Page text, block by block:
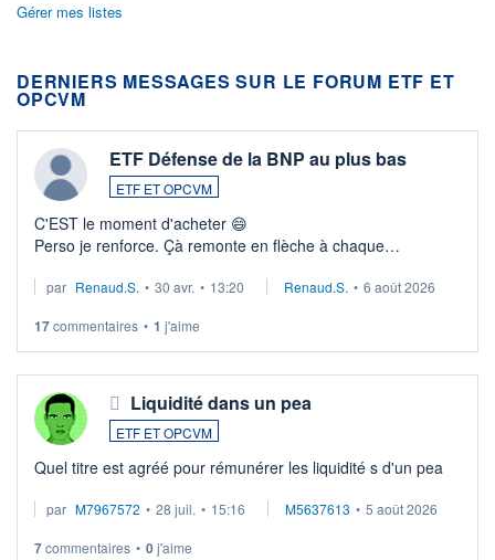
Gérer mes listes
DERNIERS MESSAGES SUR LE FORUM ETF ET
OPCVM
ETF Défense de la BNP au plus bas
ETF ET OPCVM
C'EST le moment d'acheter 😄​
Perso je renforce. Çà remonte en flèche à chaque
Investissement long terme tip top pour sa retraite.
par Renaud.S. • 30 avr. • 13:20 Renaud.S. • 6 août 2026
17commentaires • 1 j'aime
Liquidité dans un pea
ETF ET OPCVM
Quel titre est agréé pour rémunérer les liquidité s d'un pea
par M7967572 • 28 juil. • 15:16 M5637613 • 5 août 2026
7commentaires • 0j'aime